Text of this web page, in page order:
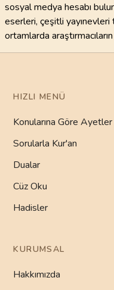
sosyal medya hesabı
eserleri, çeşitli yayınevleri
ortamlarda
HIZLI MENÜ
Konularına Göre Ayetler
Sorularla Kur'an
Dualar
Cüz Oku
Hadisler
KURUMSAL
Hakkımızda